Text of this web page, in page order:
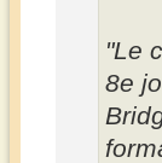
"Le
8e